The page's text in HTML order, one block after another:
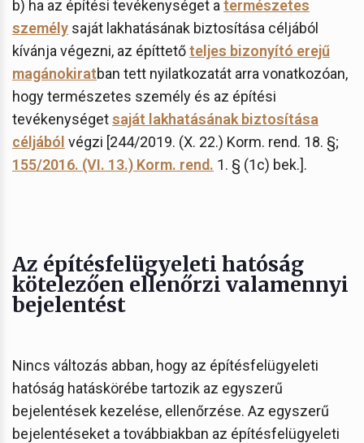
b) ha az építési tevékenységet a természetes
személy saját lakhatásának biztosítása céljából
kívánja végezni, az építtetőteljes bizonyító erejű
magánokiratban tett nyilatkozatát arra vonatkozóan,
hogy természetes személy és az építési
tevékenységetsaját lakhatásának biztosítása
céljából végzi [244/2019. (X. 22.) Korm. rend. 18. §;
155/2016. (VI. 13.) Korm. rend. 1. § (1c) bek.].
Az építésfelügyeleti hatóság
kötelezően ellenőrzi valamennyi
bejelentést
Nincs változás abban, hogy az építésfelügyeleti
hatóság hatáskörébe tartozik az egyszerű
bejelentések kezelése, ellenőrzése. Az egyszerű
bejelentéseket a továbbiakban az építésfelügyeleti